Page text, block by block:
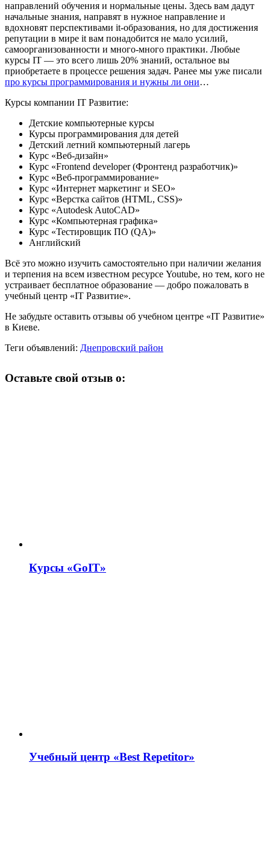
направлений обучения и нормальные цены. Здесь вам дадут
начальные знания, направят в нужное направление и
вдохновят перспективами it-образования, но для достижения
репутации в мире it вам понадобится не мало усилий,
самоорганизованности и много-много практики. Любые
курсы IT — это всего лишь 20% знаний, остальное вы
приобретаете в процессе решения задач. Ранее мы уже писали
про курсы программирования и нужны ли они…
Курсы компании IT Развитие:
Детские компьютерные курсы
Курсы программирования для детей
Детский летний компьютерный лагерь
Курс «Веб-дизайн»
Курс «Frontend developer (Фронтенд разработчик)»
Курс «Веб-программирование»
Курс «Интернет маркетинг и SEO»
Курс «Верстка сайтов (HTML, CSS)»
Курс «Autodesk AutoCAD»
Курс «Компьютерная графика»
Курс «Тестировщик ПО (QA)»
Английский
Всё это можно изучить самостоятельно при наличии желания
и терпения на всем известном ресурсе Youtube, но тем, кого не
устраивает бесплатное образование — добро пожаловать в
учебный центр «IT Развитие».
Не забудьте оставить отзывы об учебном центре «IT Развитие»
в Киеве.
Теги объявлений: Днепровский район
Оставьте свой отзыв о:
Курсы «GoIT»
Учебный центр «Best Repetitor»